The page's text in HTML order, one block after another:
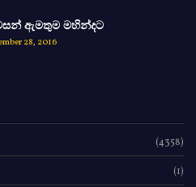
ඇමතුම මහින්දට
28, 2016
(4358)
(1)